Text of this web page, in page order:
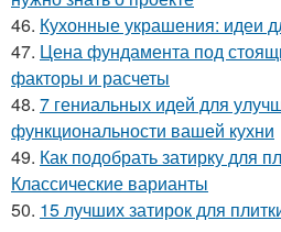
46. Кухонные украшения: идеи
47. Цена фундамента под
факторы и расчеты
48. 7 гениальных идей для
функциональности вашей кухни
49. Как подобрать затирку для
Классические варианты
50. 15 лучших затирок для